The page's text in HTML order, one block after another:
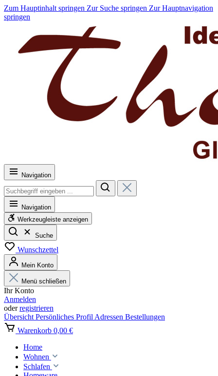
Zum Hauptinhalt springen Zur Suche springen Zur Hauptnavigation
springen
Navigation
Navigation
Werkzeugleiste anzeigen
Suche
Wunschzettel
Mein Konto
Menü schließen
Ihr Konto
Anmelden
oderregistrieren
Übersicht Persönliches Profil Adressen Bestellungen
Warenkorb 0,00 €
Home
Wohnen
Schlafen